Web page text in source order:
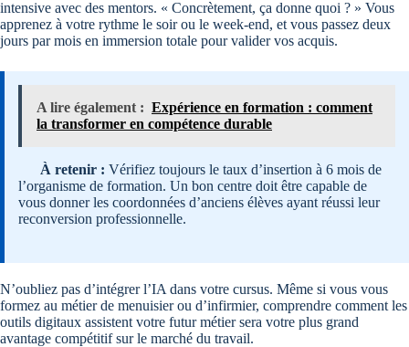
intensive avec des mentors. « Concrètement, ça donne quoi ? » Vous
apprenez à votre rythme le soir ou le week-end, et vous passez deux
jours par mois en immersion totale pour valider vos acquis.
A lire également : Expérience en formation : comment
la transformer en compétence durable
À retenir : Vérifiez toujours le taux d’insertion à 6 mois de
l’organisme de formation. Un bon centre doit être capable de
vous donner les coordonnées d’anciens élèves ayant réussi leur
reconversion professionnelle.
N’oubliez pas d’intégrer l’IA dans votre cursus. Même si vous vous
formez au métier de menuisier ou d’infirmier, comprendre comment les
outils digitaux assistent votre futur métier sera votre plus grand
avantage compétitif sur le marché du travail.